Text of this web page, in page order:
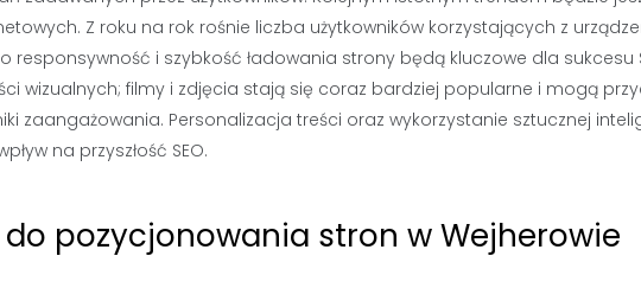
Z roku na rok rośnie liczba użytkowników korzystających z
i szybkość ładowania strony będą kluczowe dla sukcesu
wizualnych; filmy i zdjęcia stają się coraz bardziej popularne i mogą
zaangażowania. Personalizacja treści oraz wykorzystanie sztucznej
na przyszłość SEO.
pozycjonowania stron w Wejherowie